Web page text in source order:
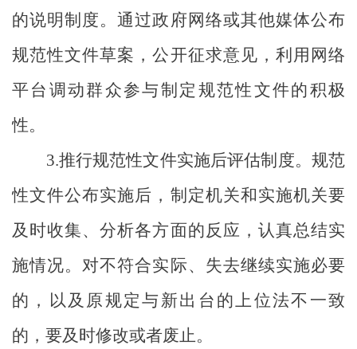
的说明制度。通过政府网络或其他媒体公布
规范性文件草案，公开征求意见，利用网络
平台调动群众参与制定规范性文件的积极
性。
3.推行规范性文件实施后评估制度。规范
性文件公布实施后，制定机关和实施机关要
及时收集、分析各方面的反应，认真总结实
施情况。对不符合实际、失去继续实施必要
的，以及原规定与新出台的上位法不一致
的，要及时修改或者废止。